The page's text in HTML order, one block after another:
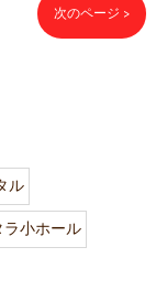
次のページ >
ル
小ホール